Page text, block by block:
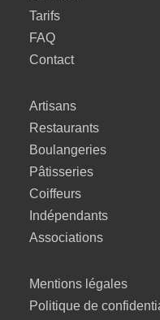
Tarifs
FAQ
Contact
Artisans
Restaurants
Boulangeries
Pâtisseries
Coiffeurs
Indépendants
Associations
Mentions légales
Politique de